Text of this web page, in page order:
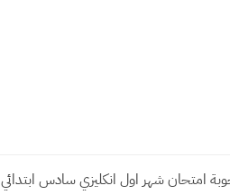
امتحان شهر اول انكليزي سادس ابتدائي